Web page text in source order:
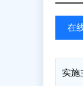
在
实施